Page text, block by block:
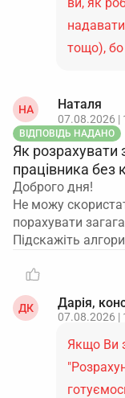
тощо), бо
НА Наталя
07.08.2026 |
ВІДПОВІДЬ НАДАНО
Як розрахувати
працівника без
Доброго дня!
Не можу
порахувати
Підскажіть
ДК Дарія,
07.08.2026 |
Якщо Ви